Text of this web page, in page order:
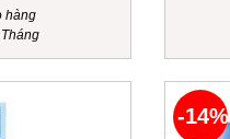
hàng
-14%